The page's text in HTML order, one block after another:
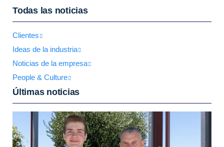
Todas las noticias
Clientes
Ideas de la industria
Noticias de la empresa
People & Culture
Últimas noticias